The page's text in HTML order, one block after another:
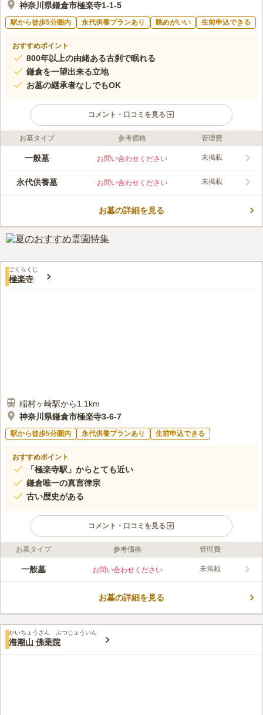
神奈川県鎌倉市極楽寺1-1-5
駅から徒歩5分圏内 永代供養プランあり 眺めがいい 生前申込できる
おすすめポイント
800年以上の由緒ある古刹で眠れる
鎌倉を一望出来る立地
お墓の継承者なしでもOK
コメント・口コミを見る
ライフドット編集部のコメント
鎌倉を一望できる場所にある、緑あふれる霊園です。108段の階
ろすことができる絶景となっています。道中にはたくさんアジサ
イが植えられており、お墓参りに来た人を楽しませてくれます。
することができます。
この霊園はまだ誰からも評価されていません。
お墓タイプ 参考価格 管理費
一般墓 お問い合わせください 未掲載
永代供養墓 お問い合わせください 未掲載
お墓の詳細を見る
ごくらくじ
極楽寺
稲村ヶ崎駅から1.1km
神奈川県鎌倉市極楽寺3-6-7
駅から徒歩5分圏内 永代供養プランあり 生前申込できる
おすすめポイント
「極楽寺駅」からとても近い
鎌倉唯一の真言律宗
古い歴史がある
コメント・口コミを見る
ライフドット編集部のコメント
極楽寺特別拝観や忍性菩薩御廟特別参拝など、各種イベントが催
た気分でお参り可能です。茅葺屋根の山門があって、訪問時には
口コミ評価
この霊園はまだ誰からも評価されていません。
お墓タイプ 参考価格 管理費
一般墓 お問い合わせください 未掲載
お墓の詳細を見る
かいちょうざん ぶつじょういん
海潮山 佛乗院